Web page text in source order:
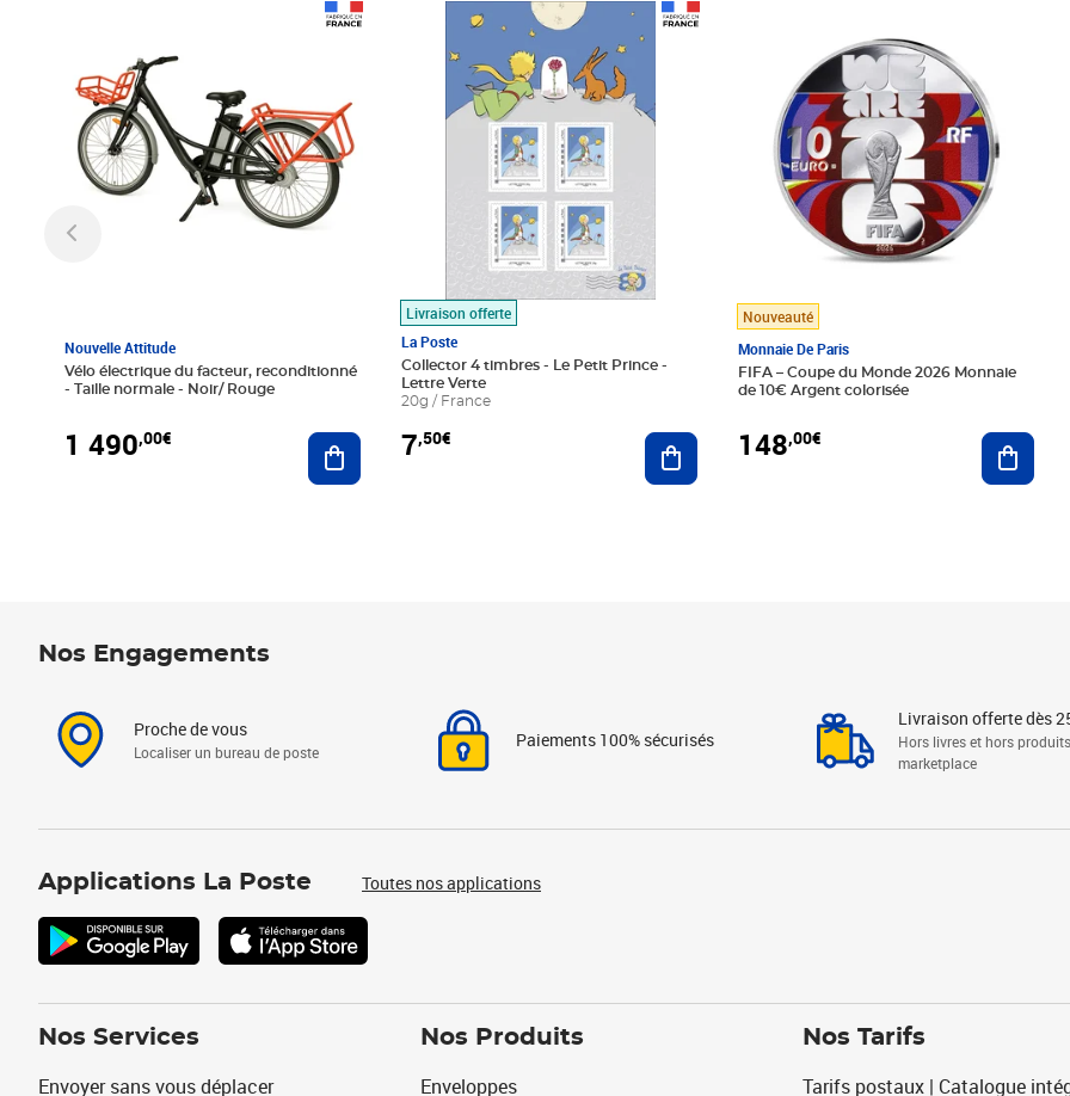
Nouvelle Attitude
Vélo électrique du facteur, reconditionné
- Taille normale - Noir/ Rouge
1 490,00€ Ajouter au panier
Livraison offerte
La Poste
Collector 4 timbres - Le Petit Prince -
Lettre Verte
20g / France
7,50€
Prix 7,50€
Ajouter au panier
Nouveauté
Monnaie De Paris
FIFA – Coupe du Monde 2026 Monnaie
de 10€ Argent colorisée
148,00€
Nos Engagements
Proche de vous
Localiser un bureau de poste
Paiements 100% sécurisés
Livraison offerte dès
Hors livres et hors produits
marketplace
Applications La Poste Toutes nos applications
Nos Services
Envoyer sans vous déplacer
Nos Produits
Enveloppes
Nos Tarifs
Tarifs postaux | Catalogue